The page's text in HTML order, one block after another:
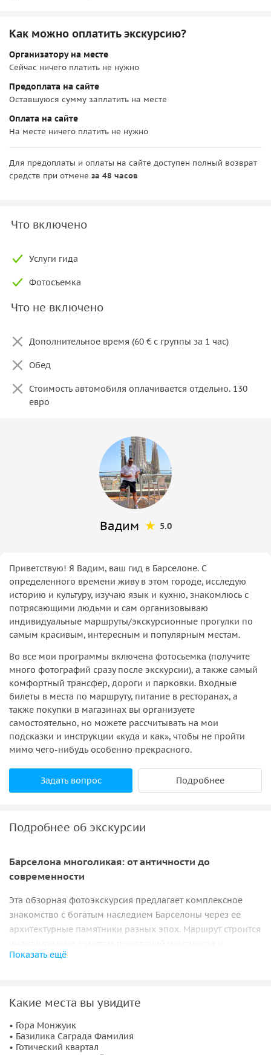
Как можно оплатить экскурсию?
Организатору на месте
Сейчас ничего платить не нужно
Предоплата на сайте
Оставшуюся сумму заплатить на месте
Оплата на сайте
На месте ничего платить не нужно
Для предоплаты и оплаты на сайте доступен полный возврат
средств при отмене за 48 часов
Что включено
Услуги гида
Фотосъемка
Что не включено
Дополнительное время (60 € с группы за 1 час)
Обед
Стоимость автомобиля оплачивается отдельно. 130
евро
Вадим 5.0
Приветствую! Я Вадим, ваш гид в Барселоне. С
определенного времени живу в этом городе, исследую
историю и культуру, изучаю язык и кухню, знакомлюсь с
потрясающими людьми и сам организовываю
индивидуальные маршруты/экскурсионные прогулки по
самым красивым, интересным и популярным местам.
Во все мои программы включена фотосьемка (получите
много фотографий сразу после экскурсии), а также самый
комфортный трансфер, дороги и парковки. Входные
билеты в места по маршруту, питание в ресторанах, а
также покупки в магазинах вы организуете
самостоятельно, но можете рассчитывать на мои
подсказки и инструкции «куда и как», чтобы не пройти
мимо чего-нибудь особенно прекрасного.
Задать вопрос Подробнее
Подробнее об экскурсии
Барселона многоликая: от античности до
современности
Эта обзорная фотоэкскурсия предлагает комплексное
знакомство с богатым наследием Барселоны через ее
архитектурные памятники разных эпох. Маршрут строится
охватывает ключевые периоды развития города.
Экскурсия включает знакомство с римским наследием
города, средневековым Готическим кварталом и
модернистскими шедеврами. Вы узнаете об истории
Показать ещё
Какие места вы увидите
• Гора Монжуик
• Базилика Саграда Фамилия
• Готический квартал